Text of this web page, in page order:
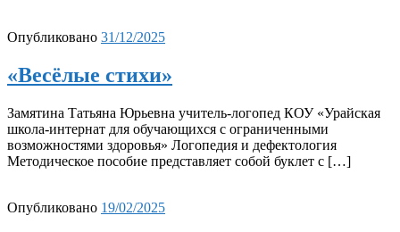
Опубликовано 31/12/2025
«Весёлые стихи»
Замятина Татьяна Юрьевна учитель-логопед КОУ «Урайская
школа-интернат для обучающихся с ограниченными
возможностями здоровья» Логопедия и дефектология
Методическое пособие представляет собой буклет с […]
Опубликовано 19/02/2025